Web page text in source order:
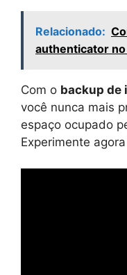
Relacionado:
authenticator
Com o backup de
você nunca mais
espaço ocupado
Experimente